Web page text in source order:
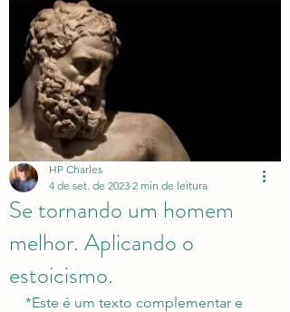
Se tornando um homem
melhor. Aplicando o
estoicismo.
HP Charles
4 de set. de 2023 2 min de leitura
*Este é um texto complementar e